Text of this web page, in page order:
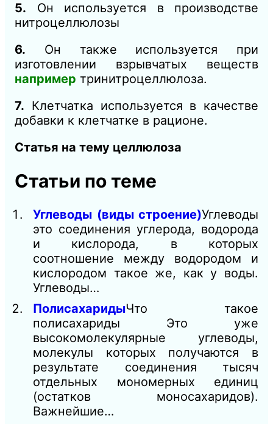
5. Он используется в производстве
нитроцеллюлозы
6. Он также используется при
изготовлении взрывчатых веществ
например тринитроцеллюлоза.
7. Клетчатка используется в качестве
добавки к клетчатке в рационе.
Статья на тему целлюлоза
Статьи по теме
Углеводы (виды строение)Углеводы
это соединения углерода, водорода
и кислорода, в которых
соотношение между водородом и
кислородом такое же, как у воды.
Углеводы…
ПолисахаридыЧто такое
полисахариды Это уже
высокомолекулярные углеводы,
молекулы которых получаются в
результате соединения тысяч
отдельных мономерных единиц
(остатков моносахаридов).
Важнейшие…